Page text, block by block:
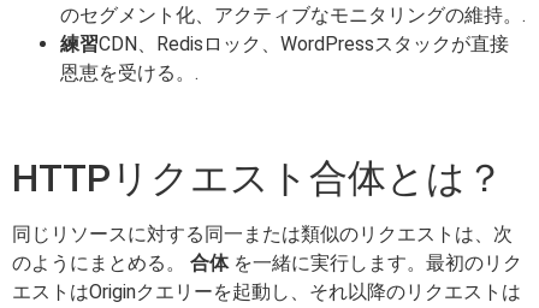
のセグメント化、アクティブなモニタリングの維持。.
練習CDN、Redisロック、WordPressスタックが直接
恩恵を受ける。.
HTTPリクエスト合体とは？
同じリソースに対する同一または類似のリクエストは、次
のようにまとめる。 合体を一緒に実行します。最初のリク
エストはOriginクエリーを起動し、それ以降のリクエストは